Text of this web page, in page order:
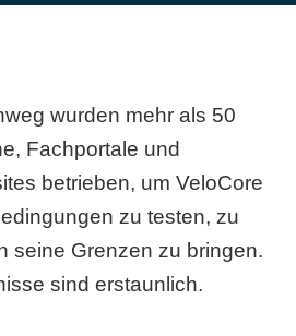
wurden mehr als 50
Fachportale und
betrieben, um VeloCore
zu testen, zu
seine Grenzen zu bringen.
sind erstaunlich.